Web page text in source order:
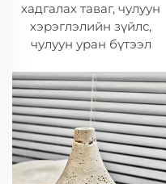
хадгалах таваг, чулуун
хэрэглэлийн зүйлс,
чулуун уран бүтээл